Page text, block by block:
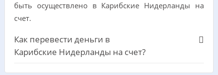
быть осуществлено в Карибские Нидерланды на
счет.
Как перевести деньги в
Карибские Нидерланды на счет?